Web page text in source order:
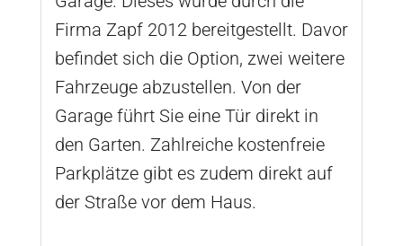
Firma Zapf 2012 bereitgestellt. Davor
befindet sich die Option, zwei weitere
Fahrzeuge abzustellen. Von der
Garage führt Sie eine Tür direkt in
den Garten. Zahlreiche kostenfreie
Parkplätze gibt es zudem direkt auf
der Straße vor dem Haus.